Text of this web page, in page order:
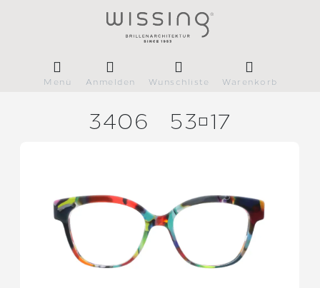
Menü Anmelden Wunschliste Warenkorb
3406 5317